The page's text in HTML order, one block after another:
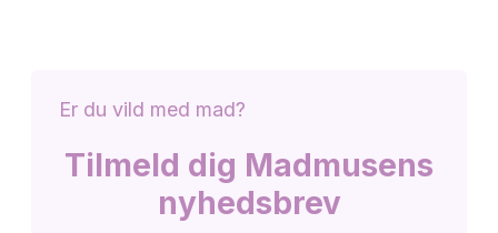
Er du vild med mad?
Tilmeld dig Madmusens
nyhedsbrev